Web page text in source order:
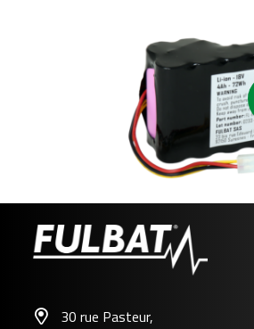
Pagination
publications
30 rue Pasteur,